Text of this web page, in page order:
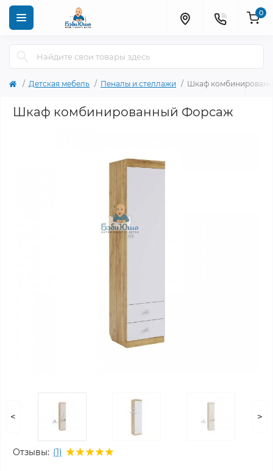
0
Детская мебель Пеналы и стеллажи Шкаф
Шкаф комбинированный Форсаж
< >
Отзывы: (1)